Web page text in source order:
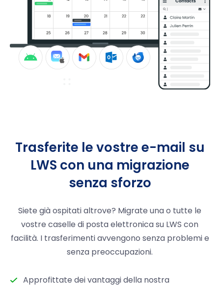
Trasferite le vostre e-mail su
LWS con una migrazione
senza sforzo
Siete già ospitati altrove? Migrate una o tutte le
vostre caselle di posta elettronica su LWS con
facilità. I trasferimenti avvengono senza problemi e
senza preoccupazioni.
Approfittate dei vantaggi della nostra